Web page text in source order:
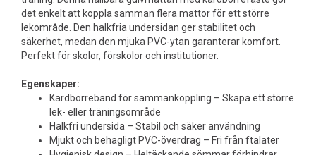
det enkelt att koppla samman flera mattor för ett större
lekområde. Den halkfria undersidan ger stabilitet och
säkerhet, medan den mjuka PVC-ytan garanterar komfort.
Perfekt för skolor, förskolor och institutioner.
Egenskaper:
Kardborreband för sammankoppling – Skapa ett större
lek- eller träningsområde
Halkfri undersida – Stabil och säker användning
Mjukt och behagligt PVC-överdrag – Fri från ftalater